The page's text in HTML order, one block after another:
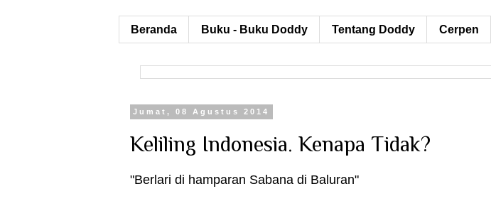
Beranda Buku - Buku Doddy Tentang Doddy Cerpen
Jumat, 08 Agustus 2014
Keliling Indonesia. Kenapa Tidak?
"Berlari di hamparan Sabana di Baluran"